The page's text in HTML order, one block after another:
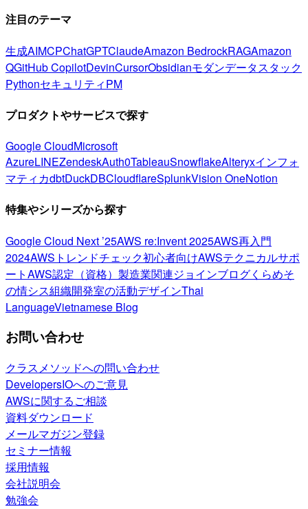
注目のテーマ
生成AIMCPChatGPTClaudeAmazon BedrockRAGAmazon
QGitHub CopilotDevinCursorObsidianモダンデータスタック
PythonセキュリティPM
プロダクトやサービスで探す
Google CloudMicrosoft
AzureLINEZendeskAuth0TableauSnowflakeAlteryxインフォ
マティカdbtDuckDBCloudflareSplunkVision OneNotion
特集やシリーズから探す
Google Cloud Next ’25AWS re:Invent 2025AWS再入門
2024AWSトレンドチェック初心者向けAWSテクニカルサポ
ートAWS認定（資格） 製造業関連ジョインブログくらめそ
の情シス組織開発室の活動デザインThai
LanguageVietnamese Blog
お問い合わせ
クラスメソッドへの問い合わせ
DevelopersIOへのご意見
AWSに関するご相談
資料ダウンロード
メールマガジン登録
セミナー情報
採用情報
会社説明会
勉強会